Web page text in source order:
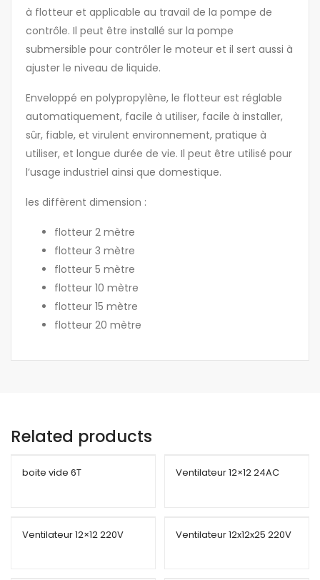
à flotteur et applicable au travail de la pompe de
contrôle. Il peut être installé sur la pompe
submersible pour contrôler le moteur et il sert aussi à
ajuster le niveau de liquide.
Enveloppé en polypropylène, le flotteur est réglable
automatiquement, facile à utiliser, facile à installer,
sûr, fiable, et virulent environnement, pratique à
utiliser, et longue durée de vie. Il peut être utilisé pour
l’usage industriel ainsi que domestique.
les diffèrent dimension :
flotteur 2 mètre
flotteur 3 mètre
flotteur 5 mètre
flotteur 10 mètre
flotteur 15 mètre
flotteur 20 mètre
Related products
boite vide 6T Ventilateur 12×12 24AC
Ventilateur 12×12 220V Ventilateur 12x12x25 220V